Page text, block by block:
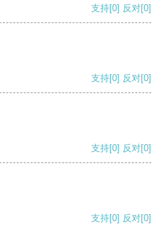
支持[0] 反对[0]
支持[0] 反对[0]
支持[0] 反对[0]
支持[0] 反对[0]